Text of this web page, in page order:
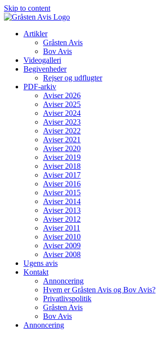
Skip to content
Artikler
Gråsten Avis
Bov Avis
Videogalleri
Begivenheder
Rejser og udflugter
PDF-arkiv
Aviser 2026
Aviser 2025
Aviser 2024
Aviser 2023
Aviser 2022
Aviser 2021
Aviser 2020
Aviser 2019
Aviser 2018
Aviser 2017
Aviser 2016
Aviser 2015
Aviser 2014
Aviser 2013
Aviser 2012
Aviser 2011
Aviser 2010
Aviser 2009
Aviser 2008
Ugens avis
Kontakt
Annoncering
Hvem er Gråsten Avis og Bov Avis?
Privatlivspolitik
Gråsten Avis
Bov Avis
Annoncering